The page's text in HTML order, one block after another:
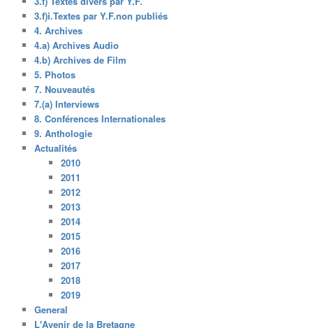
3.f)i.Textes par Y.F.non publiés
4. Archives
4.a) Archives Audio
4.b) Archives de Film
5. Photos
7. Nouveautés
7.(a) Interviews
8. Conférences Internationales
9. Anthologie
Actualités
2010
2011
2012
2013
2014
2015
2016
2017
2018
2019
General
L'Avenir de la Bretagne